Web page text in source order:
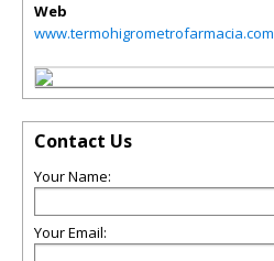
Web
www.termohigrometrofarmacia.com
Contact Us
Your Name:
Your Email: